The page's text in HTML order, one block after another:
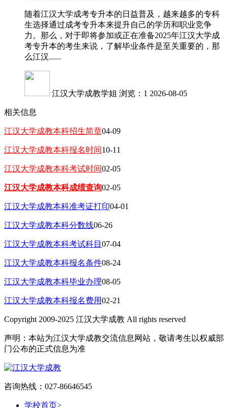
随着江汉大学成考专升本的日益普及，越来越多的专科
生选择通过成考专升本来提升自己的学历和职业竞争
力。那么，对于即将参加或正在准备2025年江汉大学成
考专升本的考生来说，了解毕业条件是至关重要的，那
么江汉......
江汉大学成教学姐 浏览：1 2026-08-05
相关信息
江汉大学成教本科招生简章04-09
江汉大学成教本科报名时间10-11
江汉大学成教本科考试时间02-05
江汉大学成教本科成绩查询02-05
江汉大学成教本科准考证打印04-01
江汉大学成教本科分数线06-26
江汉大学成教本科考试科目 07-04
江汉大学成教本科报名条件08-24
江汉大学成教本科毕业办理08-05
江汉大学成教本科报名费用02-21
Copyright 2009-2025 江汉大学成教 All rights reserved
声明：本站为江汉大学成教交流信息网站，敬请考生以权威部
门公布的正式信息为准
咨询热线：027-86646545
学校首页>